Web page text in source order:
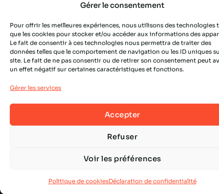
Gérer le consentement
Pour offrir les meilleures expériences, nous utilisons des technologies
que les cookies pour stocker et/ou accéder aux informations des
Le fait de consentir à ces technologies nous permettra de traiter des
données telles que le comportement de navigation ou les ID uniques
site. Le fait de ne pas consentir ou de retirer son consentement peut
un effet négatif sur certaines caractéristiques et fonctions.
Gérer les services
Accepter
Refuser
Voir les préférences
Politique de cookiesDéclaration de confidentialité